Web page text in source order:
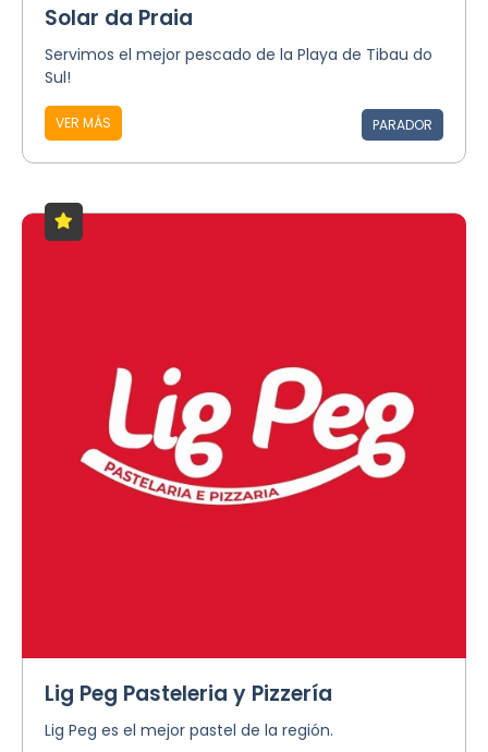
Solar da Praia
Servimos el mejor pescado de la Playa de Tibau do
Sul!
VER MÁS PARADOR
Lig Peg Pasteleria y Pizzería
Lig Peg es el mejor pastel de la región.